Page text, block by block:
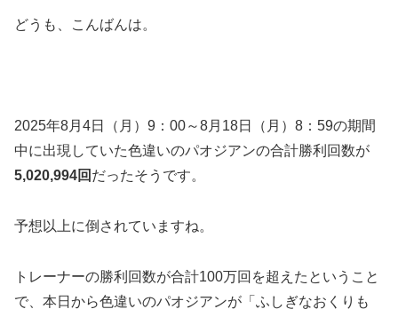
どうも、こんばんは。
2025年8月4日（月）9：00～8月18日（月）8：59の期間
中に出現していた色違いのパオジアンの合計勝利回数が
5,020,994回 だったそうです。
予想以上に倒されていますね。
トレーナーの勝利回数が合計100万回を超えたということ
で、本日から色違いのパオジアンが「ふしぎなおくりも